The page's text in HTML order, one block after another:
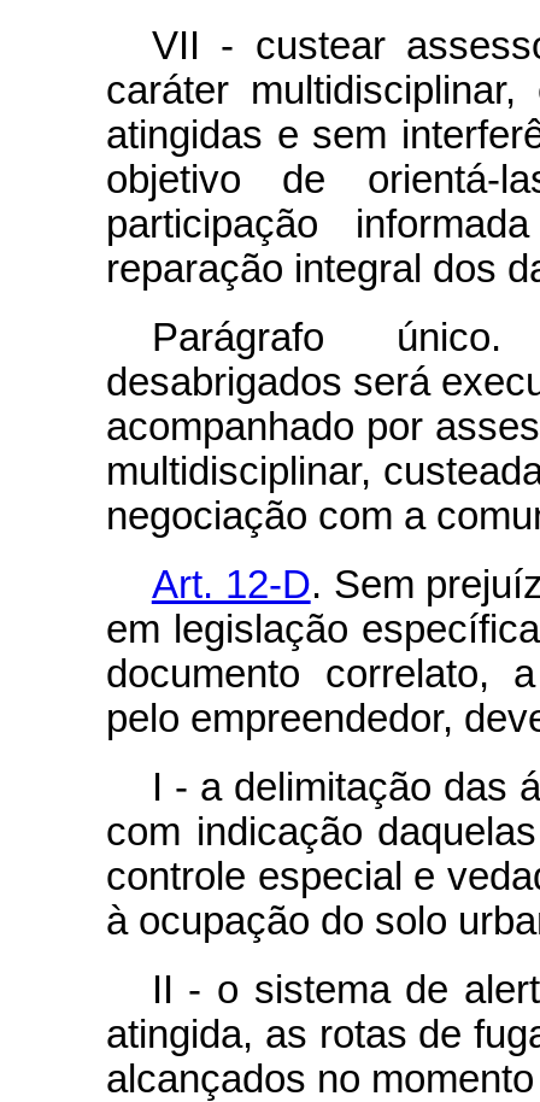
VII - custear
caráter
atingidas e sem
objetivo de
participação
reparação integral dos
Parágrafo
desabrigados será
acompanhado por
multidisciplinar,
negociação com a
Art. 12-D. Sem
em legislação
documento correlato,
pelo empreendedor,
I - a delimitação das
com indicação
controle especial e
à ocupação do solo
II - o sistema de
atingida, as rotas de
alcançados no